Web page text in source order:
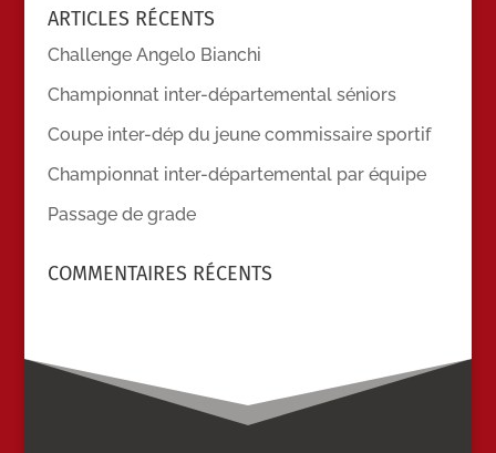
ARTICLES RÉCENTS
Challenge Angelo Bianchi
Championnat inter-départemental séniors
Coupe inter-dép du jeune commissaire sportif
Championnat inter-départemental par équipe
Passage de grade
COMMENTAIRES RÉCENTS